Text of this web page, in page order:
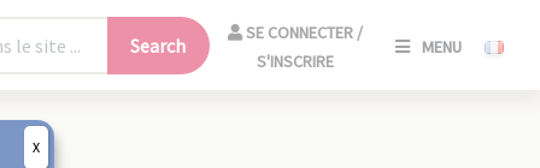
Search
SE CONNECTER /
S'INSCRIRE
MENU
X